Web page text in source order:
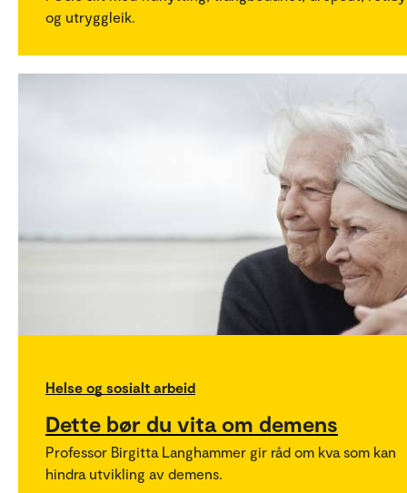
og utryggleik.
Helse og sosialt arbeid
Dette bør du vita om demens
Professor Birgitta Langhammer gir råd om kva som kan
hindra utvikling av demens.